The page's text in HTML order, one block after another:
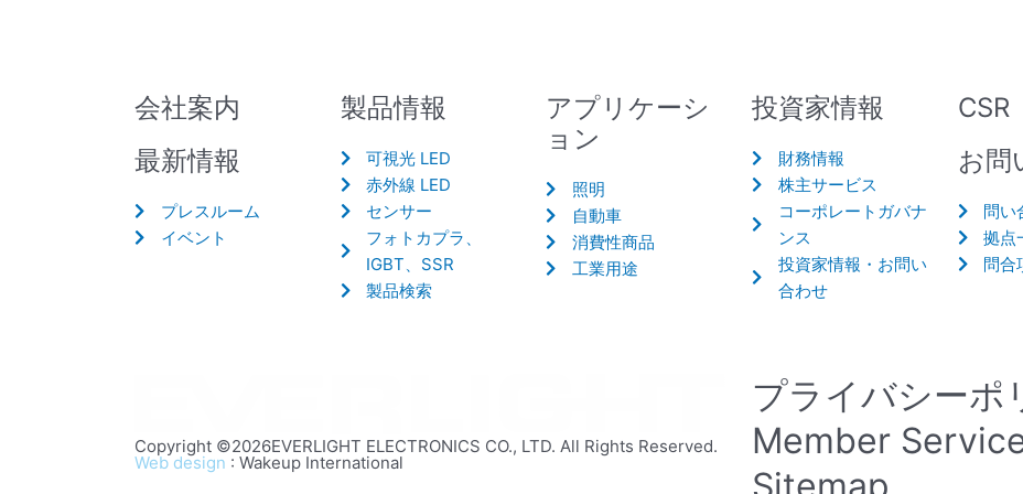
会社案内
最新情報
プレスルーム
イベント
製品情報
可視光 LED
赤外線 LED
センサー
フォトカプラ、
IGBT、SSR
製品検索
アプリケーシ
ョン
照明
自動車
消費性商品
工業用途
投資家情報
財務情報
株主サービス
コーポレートガバナ
ンス
投資家情報・お問い
合わせ
CSR
お問
問い
拠点
問合
Copyright ©2026EVERLIGHT ELECTRONICS CO., LTD. All Rights Reserved.
Web design : Wakeup International
プライバシーポ
Member